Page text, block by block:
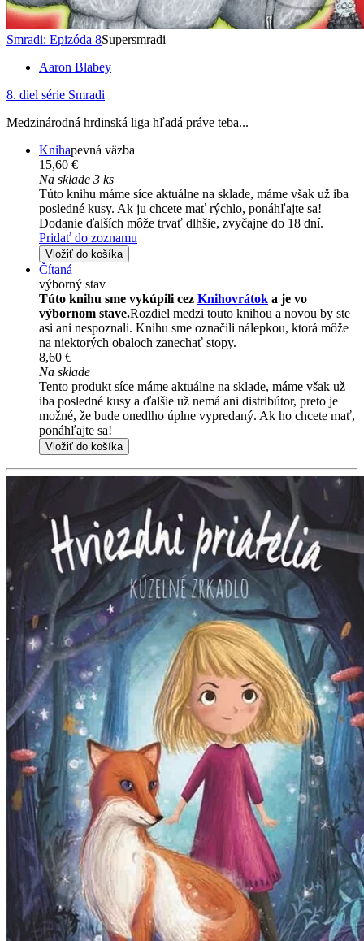
Smradi: Epizóda 8Supersmradi
Aaron Blabey
8. diel série Smradi
Medzinárodná hrdinská liga hľadá práve teba...
Knihapevná väzba
15,60 €
Na sklade 3 ks
Túto knihu máme síce aktuálne na sklade, máme však už iba
posledné kusy. Ak ju chcete mať rýchlo, ponáhľajte sa!
Dodanie ďalších môže trvať dlhšie, zvyčajne do 18 dní.
Pridať do zoznamu
Vložiť do košíka
Čítaná
výborný stav
Túto knihu sme vykúpili cez Knihovrátok a je vo
výbornom stave.Rozdiel medzi touto knihou a novou by ste
asi ani nespoznali. Knihu sme označili nálepkou, ktorá môže
na niektorých obaloch zanechať stopy.
8,60 €
Na sklade
Tento produkt síce máme aktuálne na sklade, máme však už
iba posledné kusy a ďalšie už nemá ani distribútor, preto je
možné, že bude onedlho úplne vypredaný. Ak ho chcete mať,
ponáhľajte sa!
Vložiť do košíka